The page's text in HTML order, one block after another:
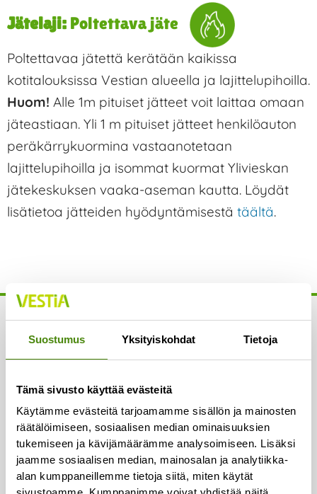
Suostumus Yksityiskohdat Tietoja
Tämä sivusto käyttää evästeitä
Käytämme evästeitä tarjoamamme sisällön ja mainosten
räätälöimiseen, sosiaalisen median ominaisuuksien
tukemiseen ja kävijämäärämme analysoimiseen. Lisäksi
jaamme sosiaalisen median, mainosalan ja analytiikka-
alan kumppaneillemme tietoja siitä, miten käytät
Jätelaji: Poltettava jäte
Poltettavaa jätettä kerätään kaikissa
kotitalouksissa Vestian alueella ja lajittelupihoilla.
Huom! Alle 1m pituiset jätteet voit laittaa omaan
jäteastiaan. Yli 1 m pituiset jätteet henkilöauton
peräkärrykuormina vastaanotetaan
lajittelupihoilla ja isommat kuormat Ylivieskan
jätekeskuksen vaaka-aseman kautta. Löydät
lisätietoa jätteiden hyödyntämisestä täältä.
Asiakaspalvelu:
Laskutus:
Puh.(08) 410 8750
Lajittelupihojen valvomo:
Puh. 050 329 9617